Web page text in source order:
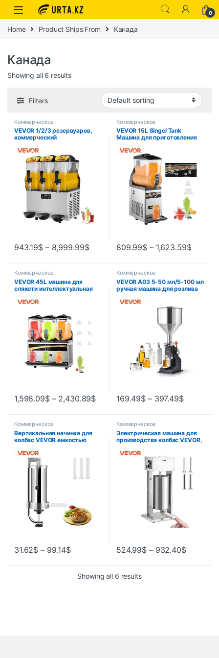
0
Home Product Ships From Канада
Канада
Showing all 6 results
Filters
Коммерческое
VEVOR 1/2/3 резервуаров,
коммерческий
холодных соков, устройство
для приготовления
замороженных напитков,
диспенсер для холодных
напитков, торговый автомат
для дома
943.19$ – 8,999.99$
Коммерческое
VEVOR 15L Singel Tank
Машина для приготовления
Снег Смузи Напиток
Производитель граниты
Нержавеющая сталь для
бизнеса Коммерческие
809.99$ – 1,623.59$
Коммерческое
VEVOR 45L машина для
слякоти интеллектуальная
управления диспенсер для
гранулирования напитков
машина для приготовления
смузи для рекламы
1,598.09$– 2,430.89$
Коммерческое
VEVOR A03 5-50 мл/5-100 мл
ручная машина для розлива
бункером для воды сока
шампуня меда
169.49$ – 397.49$
Коммерческое
Вертикальная начинка для
колбас VEVOR емкостью
для наполнения с 3 трубками
для начинки, кухонные
аксессуары, бытовая
31.62$ – 99.14$
Коммерческое
Электрическая машина для
производства колбас VEVOR,
производства колбас из
нержавеющей стали,
коммерческий класс с 4
наполнительными воронками
524.99$ – 932.40$
Showing all 6 results